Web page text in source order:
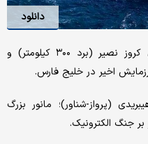
دانلود
موشک‌ها و فناوری: توسعه موشک‌های کروز نصیر (برد ۳۰۰ کیلومتر) و
اخیر در خلیج فارس.
(پرواز-شناور)؛ مانور بزرگ
جنگ الکترونیک.